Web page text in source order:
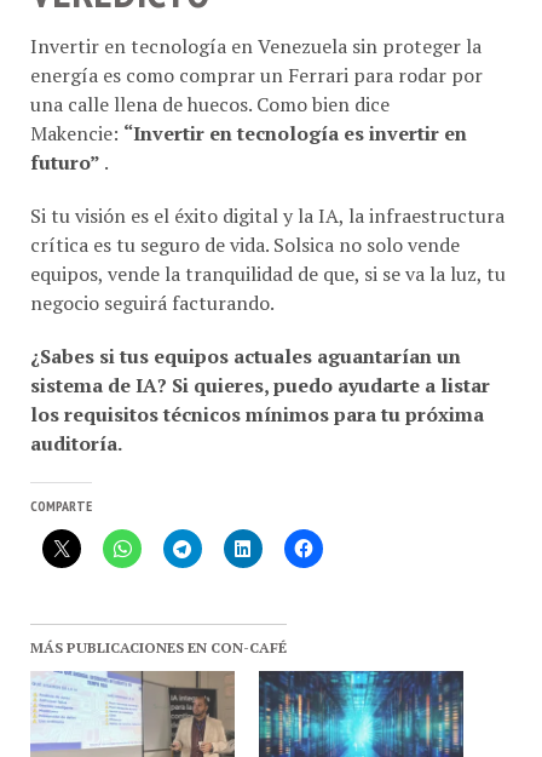
Invertir en tecnología en Venezuela sin proteger la
energía es como comprar un Ferrari para rodar por
una calle llena de huecos. Como bien dice
Makencie:“Invertir en tecnología es invertir en
futuro”.
crítica es tu seguro de vida. Solsica no solo vende
equipos, vende la tranquilidad de que, si se va la luz, tu
negocio seguirá facturando.
sistema de IA? Si quieres, puedo ayudarte a listar
los requisitos técnicos mínimos para tu próxima
auditoría.